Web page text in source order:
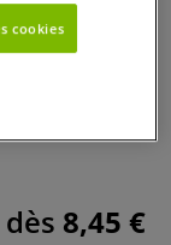
pour
dès 8,45 €
cookies